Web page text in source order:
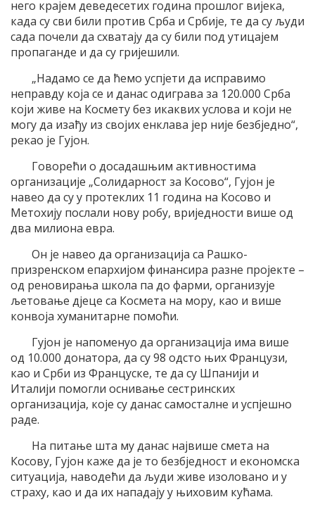
него крајем деведесетих година прошлог вијека,
када су сви били против Срба и Србије, те да су људи
сада почели да схватају да су били под утицајем
пропаганде и да су гријешили.
„Надамо се да ћемо успјети да исправимо
неправду која се и данас одиграва за 120.000 Срба
који живе на Космету без икаквих услова и који не
могу да изађу из својих енклава јер није безбједно“,
рекао је Гујон.
Говорећи о досадашњим активностима
организације „Солидарност за Косово“, Гујон је
навео да су у протеклих 11 година на Косово и
Метохију послали нову робу, вриједности више од
два милиона евра.
Он је навео да организација са Рашко-
призренском епархијом финансира разне пројекте –
од реновирања школа па до фарми, организује
љетовање дјеце са Космета на мору, као и више
конвоја хуманитарне помоћи.
Гујон је напоменуо да организација има више
од 10.000 донатора, да су 98 одсто њих Французи,
као и Срби из Француске, те да су Шпанији и
Италији помогли оснивање сестринских
организација, које су данас самосталне и успјешно
раде.
На питање шта му данас највише смета на
Косову, Гујон каже да је то безбједност и економска
ситуација, наводећи да људи живе изоловано и у
страху, као и да их нападају у њиховим кућама.